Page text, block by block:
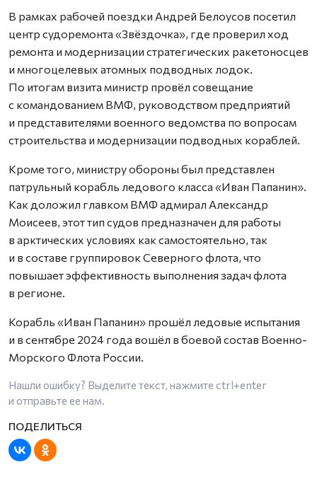
В рамках рабочей поездки Андрей Белоусов посетил
центр судоремонта «Звёздочка», где проверил ход
ремонта и модернизации стратегических ракетоносцев
и многоцелевых атомных подводных лодок.
По итогам визита министр провёл совещание
с командованием ВМФ, руководством предприятий
и представителями военного ведомства по вопросам
строительства и модернизации подводных кораблей.
Кроме того, министру обороны был представлен
патрульный корабль ледового класса «Иван Папанин».
Как доложил главком ВМФ адмирал Александр
Моисеев, этот тип судов предназначен для работы
в арктических условиях как самостоятельно, так
и в составе группировок Северного флота, что
повышает эффективность выполнения задач флота
в регионе.
Корабль «Иван Папанин» прошёл ледовые испытания
и в сентябре 2024 года вошёл в боевой состав Военно-
Морского Флота России.
Нашли ошибку? Выделите текст, нажмите ctrl+enter
и отправьте ее нам.